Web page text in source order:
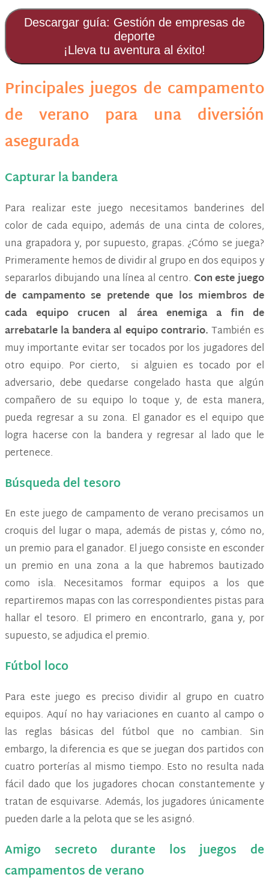
Descargar guía: Gestión de empresas de
deporte
¡Lleva tu aventura al éxito!
Principales juegos de campamento
de verano para una diversión
asegurada
Capturar la bandera
Para realizar este juego necesitamos banderines del
color de cada equipo, además de una cinta de colores,
una grapadora y, por supuesto, grapas. ¿Cómo se juega?
Primeramente hemos de dividir al grupo en dos equipos y
separarlos dibujando una línea al centro. Con este juego
de campamento se pretende que los miembros de
cada equipo crucen al área enemiga a fin de
arrebatarle la bandera al equipo contrario. También es
muy importante evitar ser tocados por los jugadores del
otro equipo. Por cierto, si alguien es tocado por el
adversario, debe quedarse congelado hasta que algún
compañero de su equipo lo toque y, de esta manera,
pueda regresar a su zona. El ganador es el equipo que
logra hacerse con la bandera y regresar al lado que le
pertenece.
Búsqueda del tesoro
En este juego de campamento de verano precisamos un
croquis del lugar o mapa, además de pistas y, cómo no,
un premio para el ganador. El juego consiste en esconder
un premio en una zona a la que habremos bautizado
como isla. Necesitamos formar equipos a los que
repartiremos mapas con las correspondientes pistas para
hallar el tesoro. El primero en encontrarlo, gana y, por
supuesto, se adjudica el premio.
Fútbol loco
Para este juego es preciso dividir al grupo en cuatro
equipos. Aquí no hay variaciones en cuanto al campo o
las reglas básicas del fútbol que no cambian. Sin
embargo, la diferencia es que se juegan dos partidos con
cuatro porterías al mismo tiempo. Esto no resulta nada
fácil dado que los jugadores chocan constantemente y
tratan de esquivarse. Además, los jugadores únicamente
pueden darle a la pelota que se les asignó.
Amigo secreto durante los juegos de
campamentos de verano